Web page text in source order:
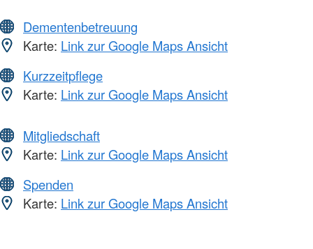
Dementenbetreuung
Karte: Link zur Google Maps Ansicht
Kurzzeitpflege
Karte: Link zur Google Maps Ansicht
Mitgliedschaft
Karte: Link zur Google Maps Ansicht
Spenden
Karte: Link zur Google Maps Ansicht